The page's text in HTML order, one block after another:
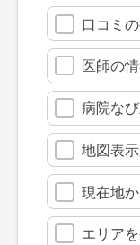
口コミ
医師の
病院な
地図表
現在地
エリア